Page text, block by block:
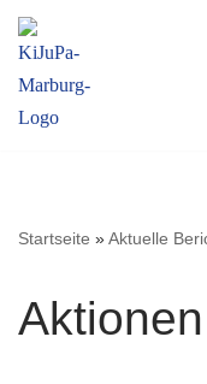
springen
Startseite »Aktuelle